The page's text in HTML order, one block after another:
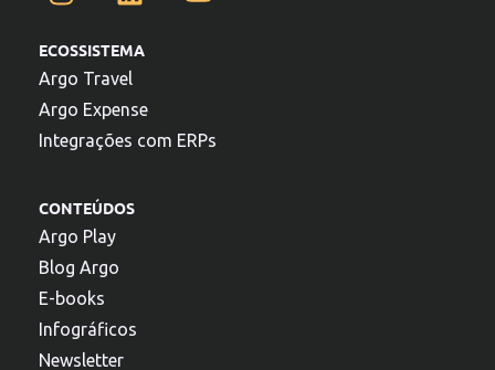
ECOSSISTEMA
Argo Travel
Argo Expense
Integrações com ERPs
CONTEÚDOS
Argo Play
Blog Argo
E-books
Infográficos
Newsletter